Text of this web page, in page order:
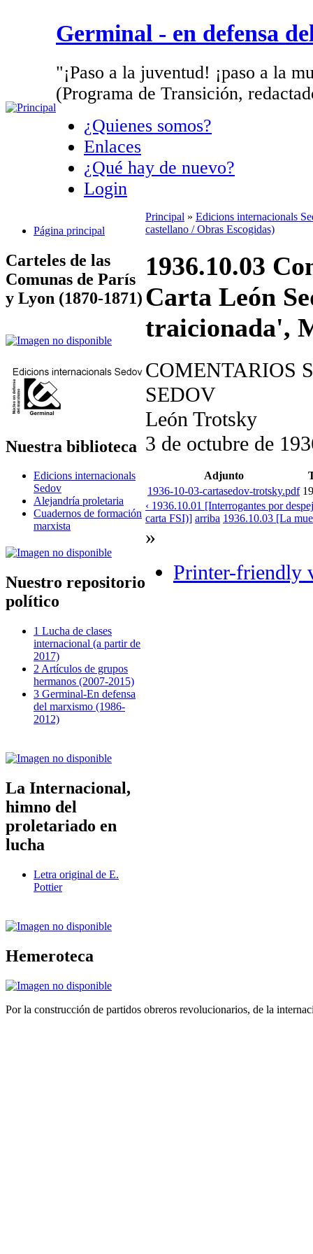
Germinal - en defensa
"¡Paso a la juventud! ¡paso a la
(Programa de Transición,
¿Quienes somos?
Enlaces
¿Qué hay de nuevo?
Login
Página principal
Carteles de las
Comunas de París
y Lyon (1870-1871)
Nuestra biblioteca
Edicions internacionals
Sedov
Alejandría proletaria
Cuadernos de formación
marxista
Nuestro repositorio
político
1 Lucha de clases
internacional (a partir de
2017)
2 Artículos de grupos
hermanos (2007-2015)
3 Germinal-En defensa
del marxismo (1986-
2012)
La Internacional,
himno del
proletariado en
lucha
Letra original de E.
Pottier
Hemeroteca
Principal » Edicions internacionals
castellano / Obras Escogidas)
1936.10.03
Carta León
traicionada',
COMENTARIOS
SEDOV
León Trotsky
3 de octubre de
Adjunto
1936-10-03-cartasedov-trotsky.pdf
‹ 1936.10.01 [Interrogantes por
carta FSI)] arriba 1936.10.03 [La
»
Printer-friendly
Por la construcción de partidos obreros revolucionarios, de la